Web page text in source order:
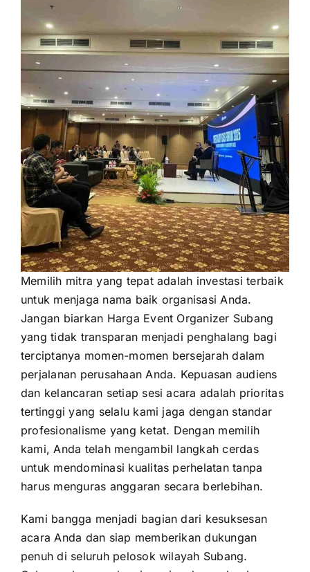
Memilih mitra yang tepat adalah investasi terbaik
untuk menjaga nama baik organisasi Anda.
Jangan biarkan Harga Event Organizer Subang
yang tidak transparan menjadi penghalang bagi
terciptanya momen-momen bersejarah dalam
perjalanan perusahaan Anda. Kepuasan audiens
dan kelancaran setiap sesi acara adalah prioritas
tertinggi yang selalu kami jaga dengan standar
profesionalisme yang ketat. Dengan memilih
kami, Anda telah mengambil langkah cerdas
untuk mendominasi kualitas perhelatan tanpa
harus menguras anggaran secara berlebihan.
Kami bangga menjadi bagian dari kesuksesan
acara Anda dan siap memberikan dukungan
penuh di seluruh pelosok wilayah Subang.